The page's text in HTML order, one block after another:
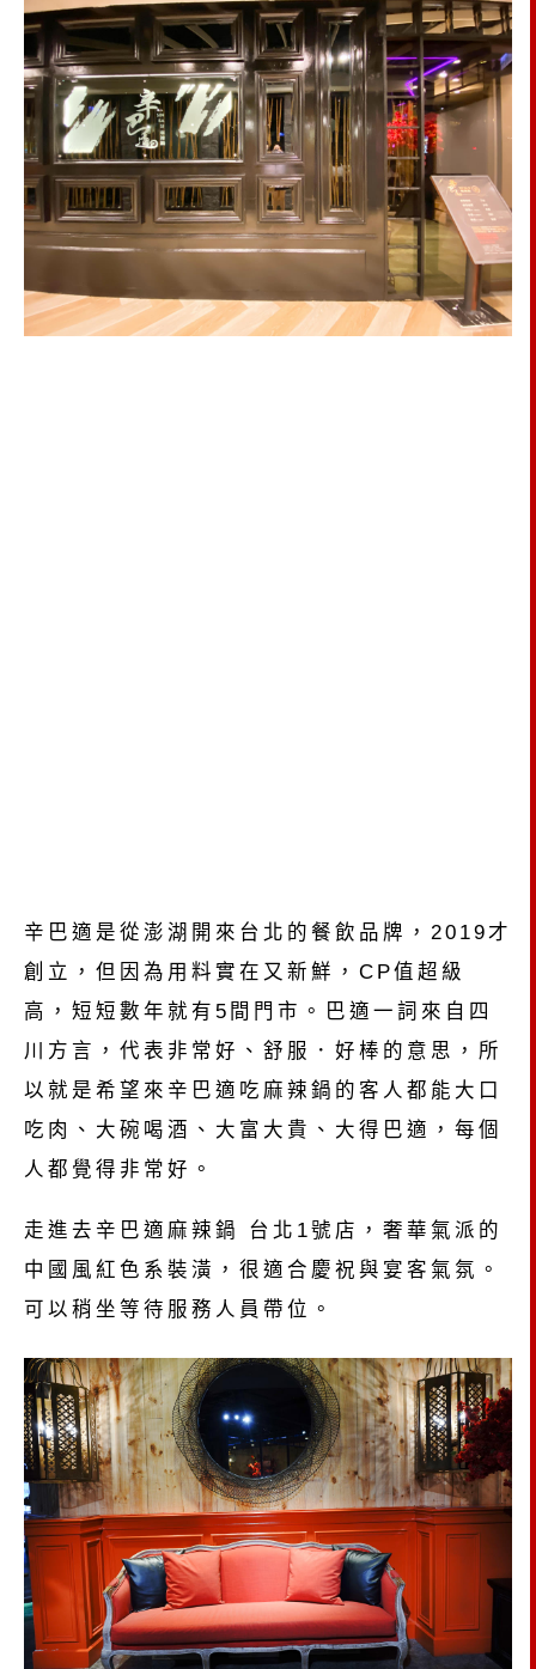
辛巴適是從澎湖開來台北的餐飲品牌，2019才
創立，但因為用料實在又新鮮，CP值超級
高，短短數年就有5間門市。巴適一詞來自四
川方言，代表非常好、舒服．好棒的意思，所
以就是希望來辛巴適吃麻辣鍋的客人都能大口
吃肉、大碗喝酒、大富大貴、大得巴適，每個
人都覺得非常好。
走進去辛巴適麻辣鍋 台北1號店，奢華氣派的
中國風紅色系裝潢，很適合慶祝與宴客氣氛。
可以稍坐等待服務人員帶位。